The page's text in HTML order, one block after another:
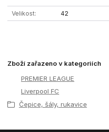
Velikost 42
Zboží zařazeno v kategoriích
PREMIER LEAGUE
Liverpool FC
Čepice, šály, rukavice